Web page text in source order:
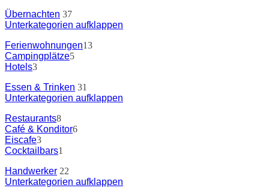
Übernachten 37
Unterkategorien aufklappen
Ferienwohnungen13
Campingplätze5
Hotels3
Essen & Trinken 31
Unterkategorien aufklappen
Restaurants8
Café & Konditor6
Eiscafe3
Cocktailbars1
Handwerker 22
Unterkategorien aufklappen